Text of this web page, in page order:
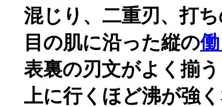
混じり、二重刃、打
目の肌に沿った縦の
表裏の刃文がよく揃
上に行くほど沸が強